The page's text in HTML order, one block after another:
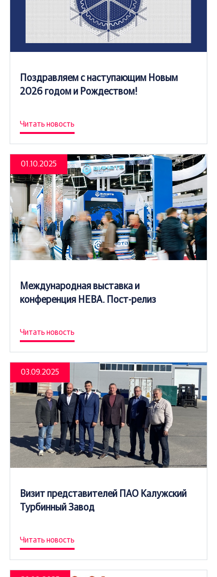
Поздравляем с наступающим Новым
2026 годом и Рождеством!
Читать новость
01.10.2025
Международная выставка и
конференция НЕВА. Пост-релиз
Читать новость
03.09.2025
Визит представителей ПАО Калужский
Турбинный Завод
Читать новость